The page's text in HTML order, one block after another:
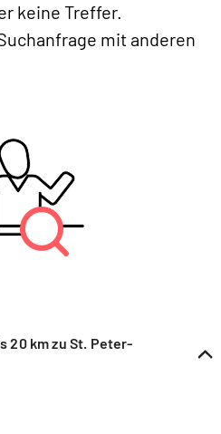
keine Treffer.
mit anderen
20 km zu St. Peter-